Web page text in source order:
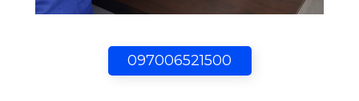
097006521500